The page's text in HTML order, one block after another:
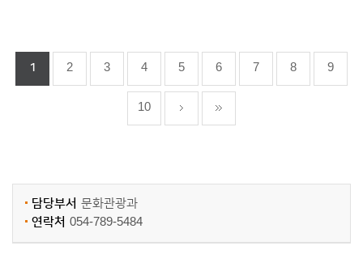
1 2 3 4 5 6 7 8 9
10
담당부서 문화관광과
연락처 054-789-5484